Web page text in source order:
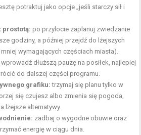
potraktuj jako opcje „jeśli starczy sił i
prostotą: po przylocie zaplanuj zwiedzanie
godziny, a później przejdź do lżejszych
wymagających częściach miasta).
wprowadź dłuższą pauzę na posiłek, najlepiej
do dalszej części programu.
grafiku: trzymaj się planu tylko w
się czujesz albo zmienia się pogoda,
lżejsze alternatywy.
zadbaj o wygodne obuwie oraz
energię w ciągu dnia.